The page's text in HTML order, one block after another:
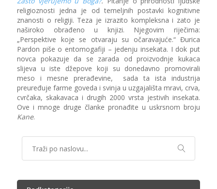
religioznosti jedna je od temeljnih postavki kognitivne
znanosti o religiji. Teza je izrazito kompleksna i zato je
naširoko obrađeno u knjizi. Njegovim riječima:
„Perspektive koje se otvaraju su očaravajuće.“ Đurica
Pardon piše o entomogafiji – jedenju insekata. I dok put
novca pokazuje da se zarada od proizvodnje kukaca
slijeva u iste džepove koji su donedavno promovirali
meso i mesne prerađevine, sada ta ista industrija
preuređuje farme goveda i svinja u uzgajališta mravi, crva,
cvrčaka, skakavaca i drugih 2000 vrsta jestivih insekata.
Ove i mnoge druge članke pronađite u uskrsnom broju
Kane.